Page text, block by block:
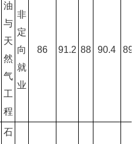
油
与
天
然
气
工
程
非
定
向
就
业
86 91.2 88 90.4
石